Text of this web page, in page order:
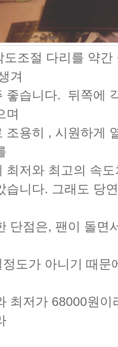
조절 다리를 약
겨
좋습니다. 뒤쪽에
며
조용히 , 시원하게
최저와 최고의 속
습니다. 그래도 당
단점은, 팬이 돌면
도가 아니기 때문
최저가 68000원